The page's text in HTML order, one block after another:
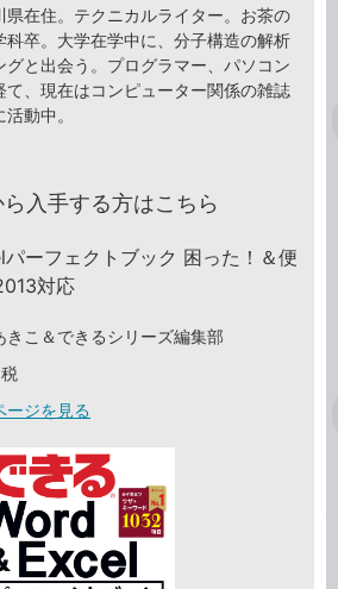
県在住。テクニカルライター。お茶の
科卒。大学在学中に、分子構造の解析
グと出会う。プログラマー、パソコン
て、現在はコンピューター関係の雑誌
動中。
入手する方はこちら
ーフェクトブック 困った！＆便
対応
こ＆できるシリーズ編集部
ージを見る